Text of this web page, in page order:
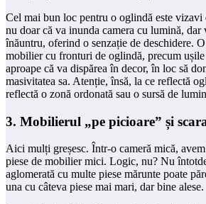
Cel mai bun loc pentru o oglindă este vizavi
nu doar că va inunda camera cu lumină, dar
înăuntru, oferind o senzație de deschidere.
mobilier cu fronturi de oglindă, precum
aproape că va dispărea în decor, în loc să
masivitatea sa. Atenție, însă, la ce reflectă
reflectă o zonă ordonată sau o sursă de
3. Mobilierul „pe picioare” și
Aici mulți greșesc. Într-o cameră mică,
piese de mobilier mici. Logic, nu? Nu
aglomerată cu multe piese mărunte poate
una cu câteva piese mai mari, dar bine alese.